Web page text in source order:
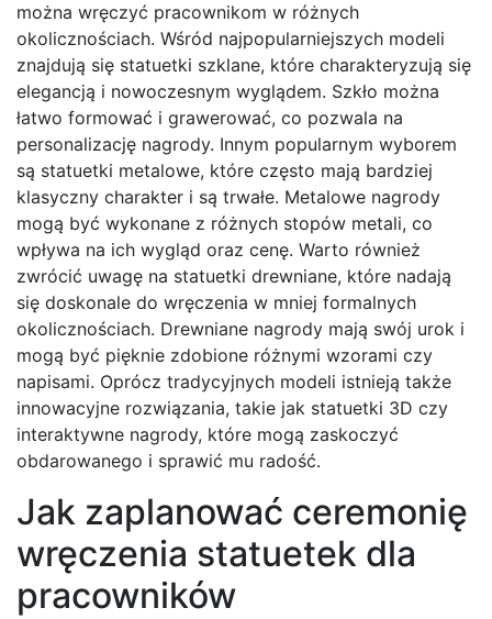
można wręczyć pracownikom w różnych
okolicznościach. Wśród najpopularniejszych modeli
znajdują się statuetki szklane, które charakteryzują się
elegancją i nowoczesnym wyglądem. Szkło można
łatwo formować i grawerować, co pozwala na
personalizację nagrody. Innym popularnym wyborem
są statuetki metalowe, które często mają bardziej
klasyczny charakter i są trwałe. Metalowe nagrody
mogą być wykonane z różnych stopów metali, co
wpływa na ich wygląd oraz cenę. Warto również
zwrócić uwagę na statuetki drewniane, które nadają
się doskonale do wręczenia w mniej formalnych
okolicznościach. Drewniane nagrody mają swój urok i
mogą być pięknie zdobione różnymi wzorami czy
napisami. Oprócz tradycyjnych modeli istnieją także
innowacyjne rozwiązania, takie jak statuetki 3D czy
interaktywne nagrody, które mogą zaskoczyć
obdarowanego i sprawić mu radość.
Jak zaplanować ceremonię
wręczenia statuetek dla
pracowników